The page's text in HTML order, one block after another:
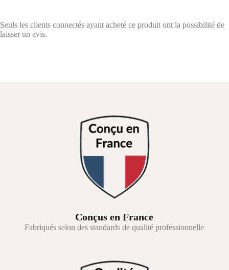
Seuls les clients connectés ayant acheté ce produit ont la possibilité de
laisser un avis.
Conçus en France
Fabriqués selon des standards de qualité professionnelle